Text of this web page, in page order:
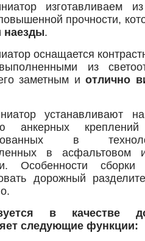
изготавливаем
прочности,
наезды.
оснащается
из
заметным иотлично
устанавливают
анкерных
в
в асфальтовом
Особенности
дорожный
в качестве
следующие функции: